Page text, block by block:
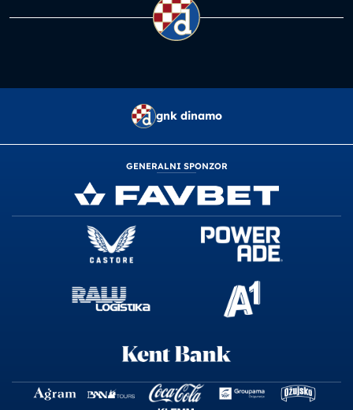
gnk dinamo
GENERALNI SPONZOR